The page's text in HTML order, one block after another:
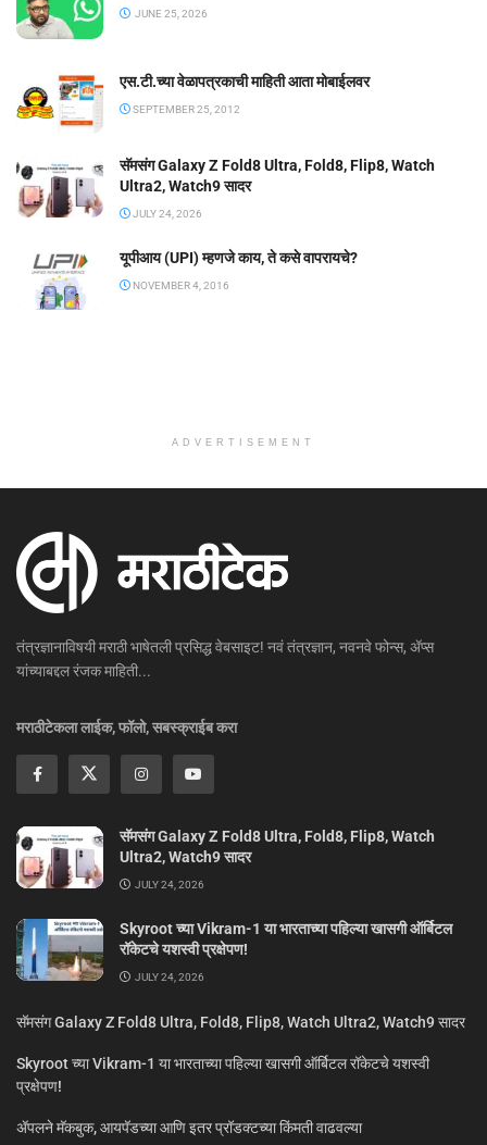
JUNE 25, 2026
एस.टी.च्या वेळापत्रकाची माहिती आता मोबाईलवर
SEPTEMBER 25, 2012
सॅमसंग Galaxy Z Fold8 Ultra, Fold8, Flip8, Watch
Ultra2, Watch9 सादर
JULY 24, 2026
यूपीआय (UPI) म्हणजे काय, ते कसे वापरायचे?
NOVEMBER 4, 2016
ADVERTISEMENT
तंत्रज्ञानाविषयी मराठी भाषेतली प्रसिद्ध वेबसाइट! नवं तंत्रज्ञान, नवनवे फोन्स, ॲप्स
यांच्याबद्दल रंजक माहिती...
मराठीटेकला लाईक, फॉलो, सबस्क्राईब करा
सॅमसंग Galaxy Z Fold8 Ultra, Fold8, Flip8, Watch
Ultra2, Watch9 सादर
JULY 24, 2026
Skyroot च्या Vikram-1 या भारताच्या पहिल्या खासगी ऑर्बिटल
रॉकेटचे यशस्वी प्रक्षेपण!
JULY 24, 2026
सॅमसंग Galaxy Z Fold8 Ultra, Fold8, Flip8, Watch Ultra2, Watch9 सादर
Skyroot च्या Vikram-1 या भारताच्या पहिल्या खासगी ऑर्बिटल रॉकेटचे यशस्वी
प्रक्षेपण!
ॲपलने मॅकबुक, आयपॅडच्या आणि इतर प्रॉडक्टच्या किंमती वाढवल्या